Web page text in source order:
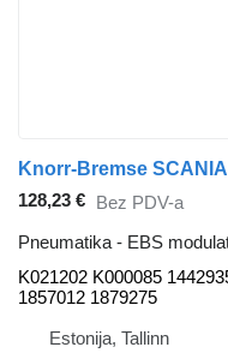
128,23 € Bez PDV-a
Pneumatika - EBS
K021202 K000085
1857012 1879275
Estonija, Tallinn